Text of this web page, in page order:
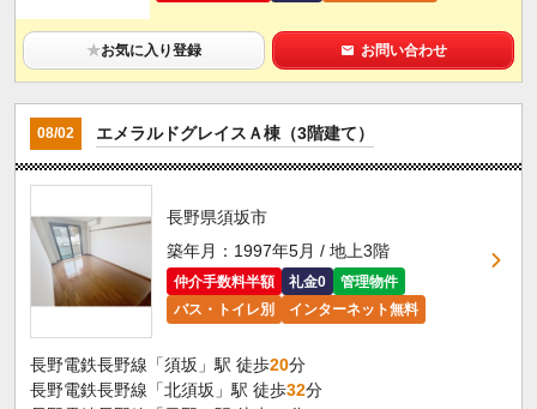
★お気に入り登録 お問い合わせ
08/02 エメラルドグレイスＡ棟（3階建て）
長野県須坂市
築年月：1997年5月 / 地上3階
仲介手数料半額 礼金0
管理物件
バス・トイレ別
インターネット無料
長野電鉄長野線「須坂」駅 徒歩20分
長野電鉄長野線「北須坂」駅 徒歩32分